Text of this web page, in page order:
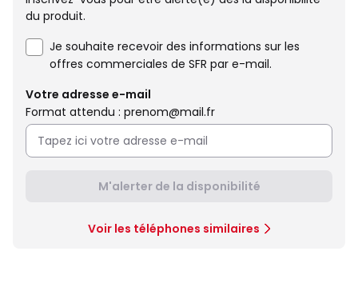
du produit.
Je souhaite recevoir des informations sur les
offres commerciales de SFR par e-mail.
Votre adresse e-mail
Format attendu : prenom@mail.fr
M'alerter de la disponibilité
Voir les téléphones similaires